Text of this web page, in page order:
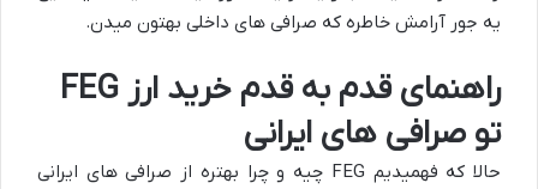
یه جور آرامش خاطره که صرافی های داخلی بهتون میدن.
راهنمای قدم به قدم خرید ارز FEG
تو صرافی های ایرانی
حالا که فهمیدیم FEG چیه و چرا بهتره از صرافی های ایرانی